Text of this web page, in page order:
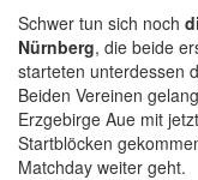
Schwer tun sich noch
Nürnberg, die beide
starteten unterdessen
Beiden Vereinen
Erzgebirge Aue mit
Startblöcken
Matchday weiter geht.